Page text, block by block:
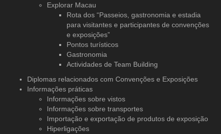
Explorar Macau
Rota dos “Passeios, gastronomia e estadia
para visitantes e participantes de convenções
e exposições”
Pontos turísticos
Gastronomia
Actividades de Team Building
Diplomas relacionados com Convenções e Exposições
Informações práticas
Informações sobre vistos
Informações sobre transportes
Importação e exportação de produtos de exposição
Hiperligações